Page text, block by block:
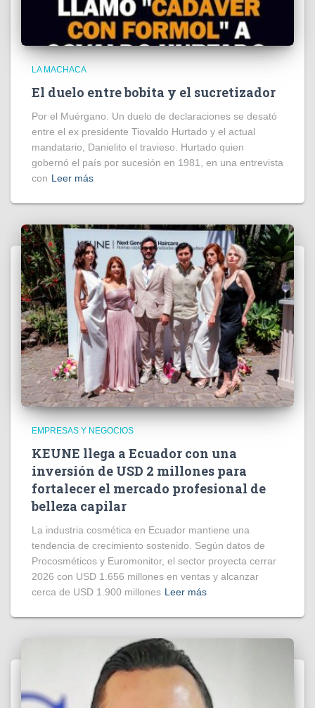
LA MACHACA
El duelo entre bobita y el sucretizador
Por el Muérgano. Un duelo de declaraciones se desató
entre el ex presidente Tiovaldo Hurtado y el actual
mandatario, Danielito el travieso. Hurtado quien
gobernó el país por sucesión en 1981, en una entrevista
con Leer más
EMPRESAS Y NEGOCIOS
KEUNE llega a Ecuador con una
inversión de USD 2 millones para
fortalecer el mercado profesional de
belleza capilar
La industria cosmética en Ecuador mantiene una
tendencia de crecimiento sostenido. Según datos de
Procosméticos y Euromonitor, el sector proyecta cerrar
2026 con USD 1.656 millones en ventas y alcanzar
cerca de USD 1.900 millones Leer más